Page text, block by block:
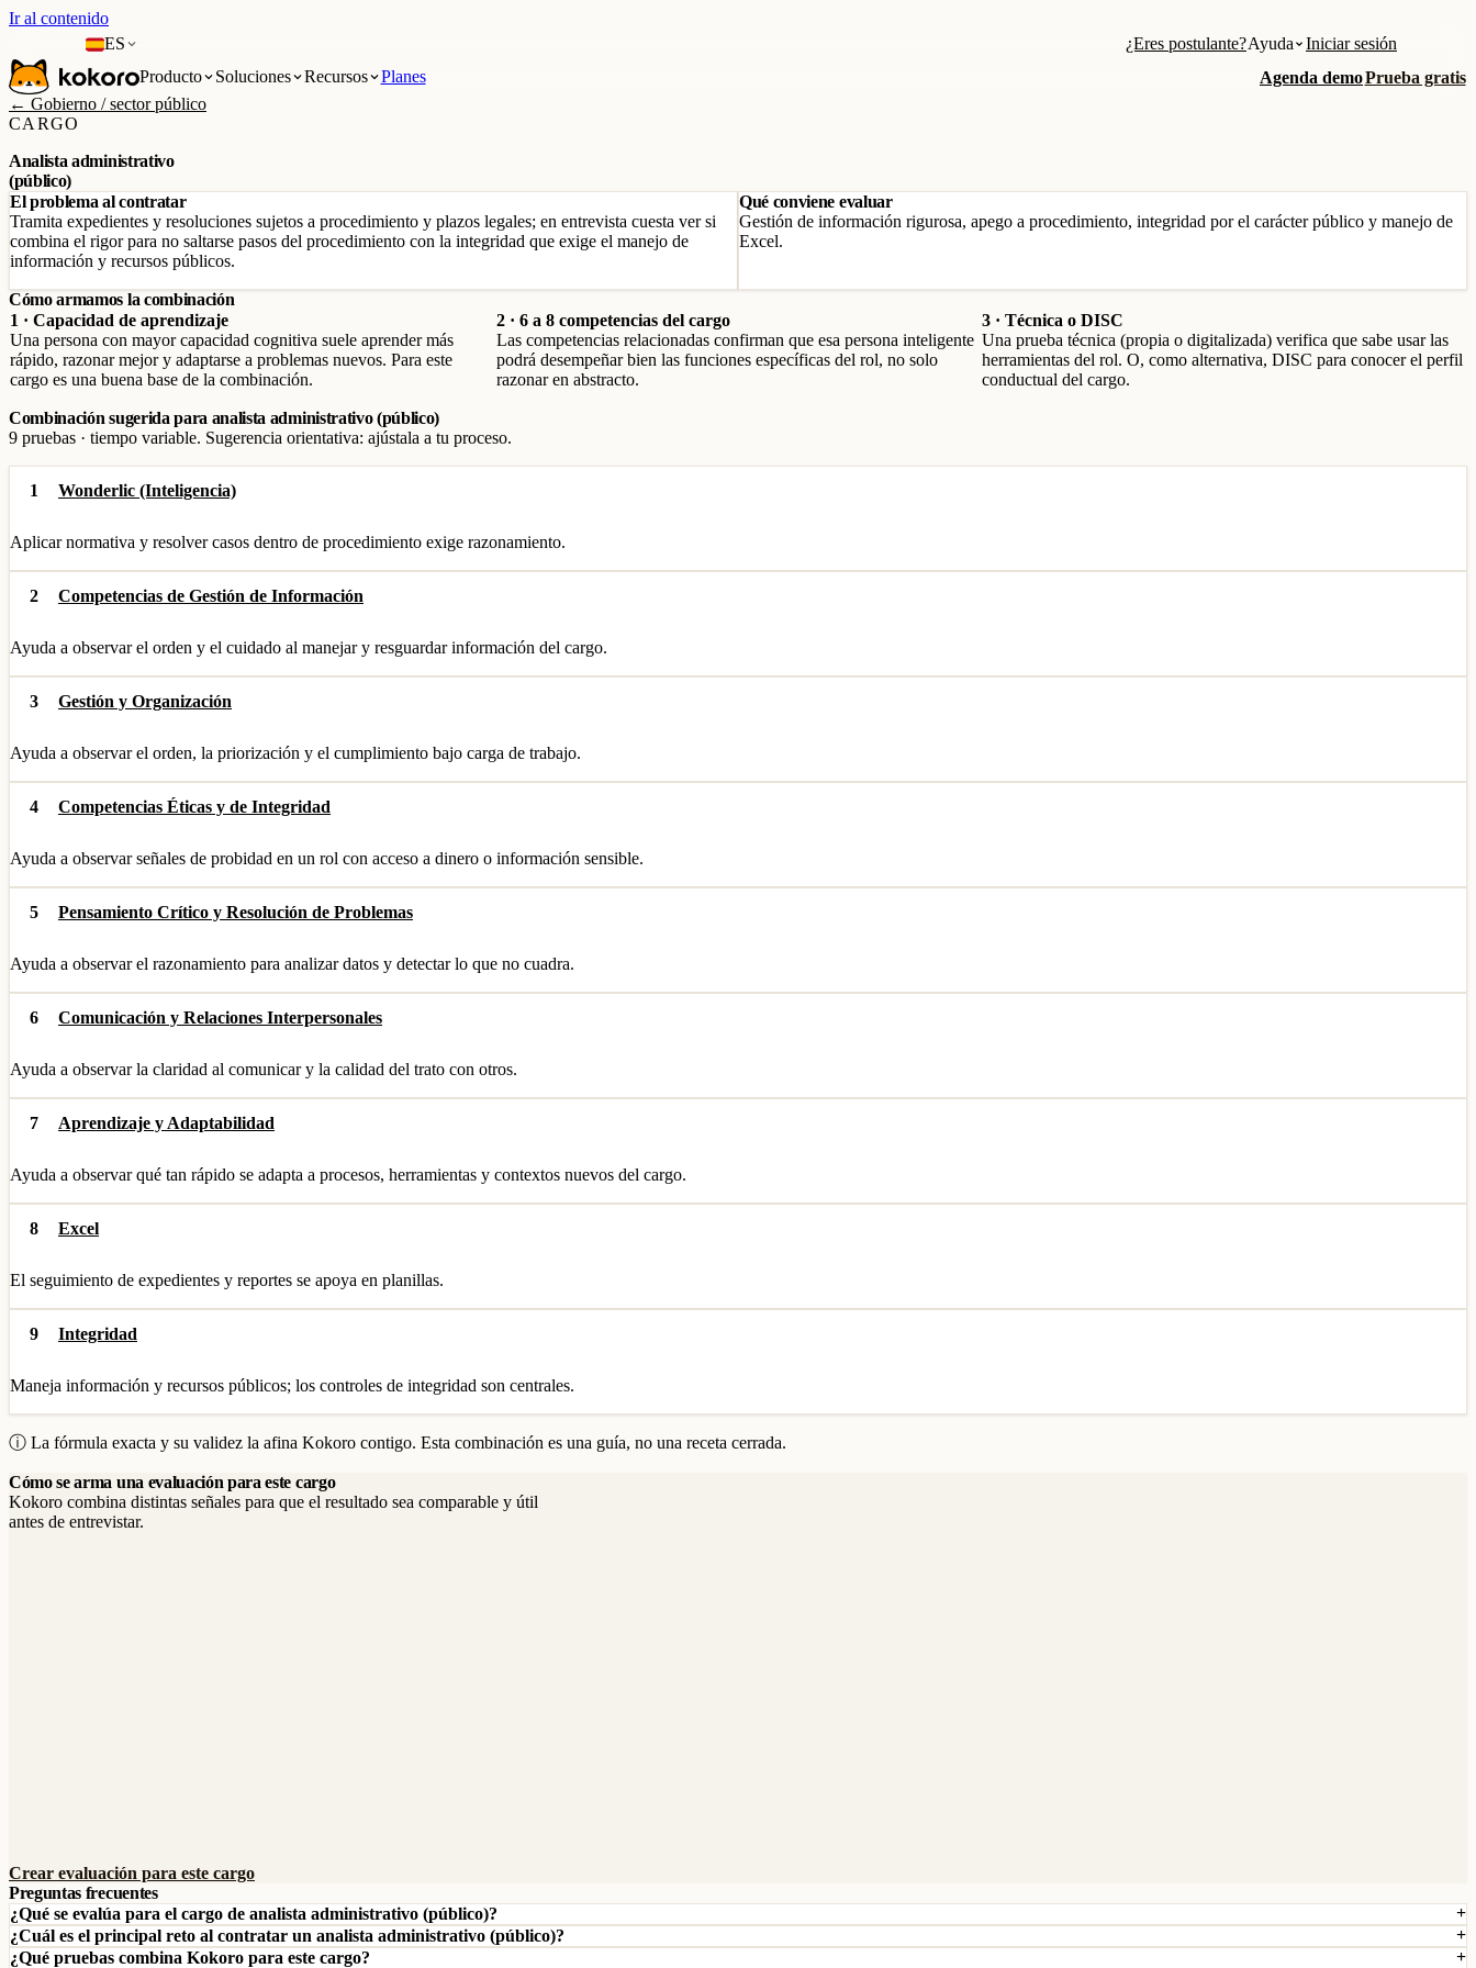
Ir al contenido
ES
¿Eres postulante?Ayuda
Iniciar sesión
Producto
Soluciones Recursos Planes Agenda demoPrueba gratis
← Gobierno / sector público
CARGO
Analista administrativo
(público)
El problema al contratar
Tramita expedientes y resoluciones sujetos a procedimiento y plazos legales; en entrevista cuesta ver si
combina el rigor para no saltarse pasos del procedimiento con la integridad que exige el manejo de
información y recursos públicos.
Qué conviene evaluar
Gestión de información rigurosa, apego a procedimiento, integridad por el carácter público y manejo de
Excel.
Cómo armamos la combinación
1 · Capacidad de aprendizaje
Una persona con mayor capacidad cognitiva suele aprender más
rápido, razonar mejor y adaptarse a problemas nuevos. Para este
cargo es una buena base de la combinación.
2 · 6 a 8 competencias del cargo
Las competencias relacionadas confirman que esa persona inteligente
podrá desempeñar bien las funciones específicas del rol, no solo
razonar en abstracto.
3 · Técnica o DISC
Una prueba técnica (propia o digitalizada) verifica que sabe usar las
herramientas del rol. O, como alternativa, DISC para conocer el perfil
conductual del cargo.
Combinación sugerida para analista administrativo (público)
9 pruebas · tiempo variable. Sugerencia orientativa: ajústala a tu proceso.
1 Wonderlic (Inteligencia)
Aplicar normativa y resolver casos dentro de procedimiento exige razonamiento.
2 Competencias de Gestión de Información
Ayuda a observar el orden y el cuidado al manejar y resguardar información del cargo.
3 Gestión y Organización
Ayuda a observar el orden, la priorización y el cumplimiento bajo carga de trabajo.
4 Competencias Éticas y de Integridad
Ayuda a observar señales de probidad en un rol con acceso a dinero o información sensible.
5 Pensamiento Crítico y Resolución de Problemas
Ayuda a observar el razonamiento para analizar datos y detectar lo que no cuadra.
6 Comunicación y Relaciones Interpersonales
Ayuda a observar la claridad al comunicar y la calidad del trato con otros.
7 Aprendizaje y Adaptabilidad
Ayuda a observar qué tan rápido se adapta a procesos, herramientas y contextos nuevos del cargo.
8 Excel
El seguimiento de expedientes y reportes se apoya en planillas.
9 Integridad
Maneja información y recursos públicos; los controles de integridad son centrales.
ⓘ La fórmula exacta y su validez la afina Kokoro contigo. Esta combinación es una guía, no una receta cerrada.
Cómo se arma una evaluación para este cargo
Kokoro combina distintas señales para que el resultado sea comparable y útil
antes de entrevistar.
Crear evaluación para este cargo
Preguntas frecuentes
¿Qué se evalúa para el cargo de analista administrativo (público)?
¿Cuál es el principal reto al contratar un analista administrativo (público)?
¿Qué pruebas combina Kokoro para este cargo?